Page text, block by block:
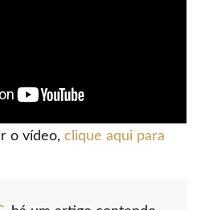
o vídeo,clique aqui para